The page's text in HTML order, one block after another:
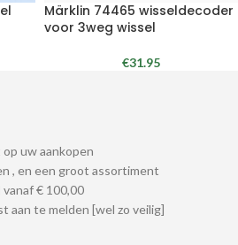
Märklin 74465 wisseldecoder
voor 3weg wissel
€31.95
uw aankopen
, en een groot assortiment
€ 100,00
aan te melden [wel zo veilig]